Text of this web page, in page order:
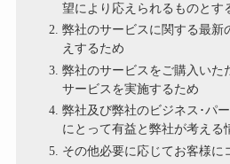
望により応えられるものとす
弊社のサービスに関する最新
えするため
弊社のサービスをご購入いた
サービスを実施するため
弊社及び弊社のビジネス･パ
にとって有益と弊社が考える
その他必要に応じてお客様に